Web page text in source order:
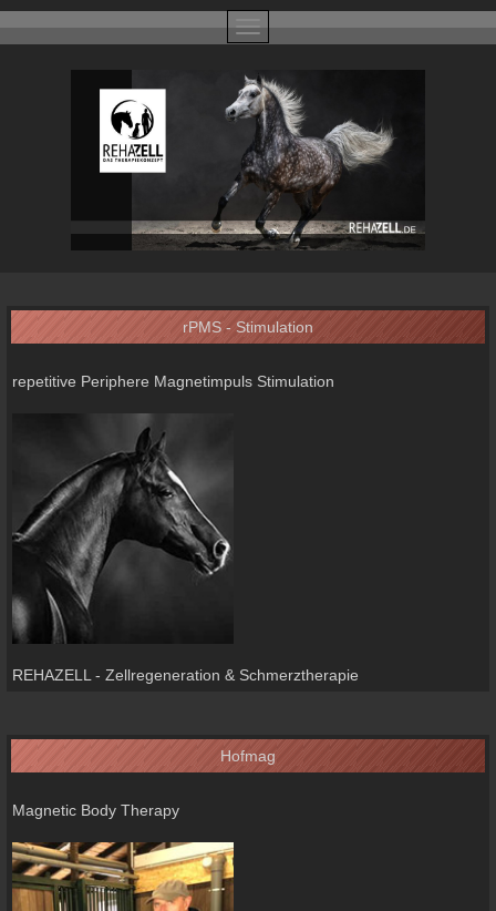
rPMS - Stimulation
repetitive Periphere Magnetimpuls Stimulation
REHAZELL - Zellregeneration & Schmerztherapie
Hofmag
Magnetic Body Therapy